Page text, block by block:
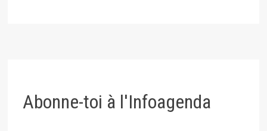
Abonne-toi à l'Infoagenda